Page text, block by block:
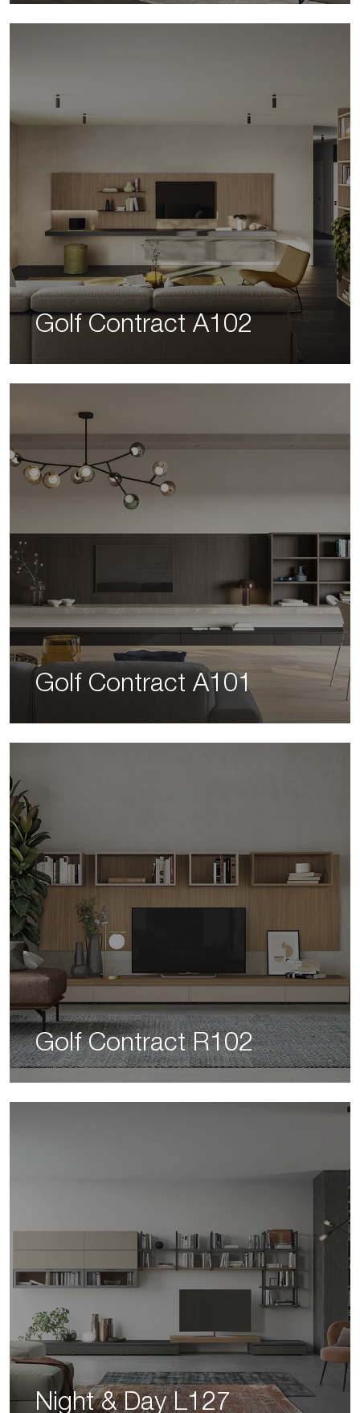
Golf Contract A102
Golf Contract A101
Golf Contract R102
Night & Day L127